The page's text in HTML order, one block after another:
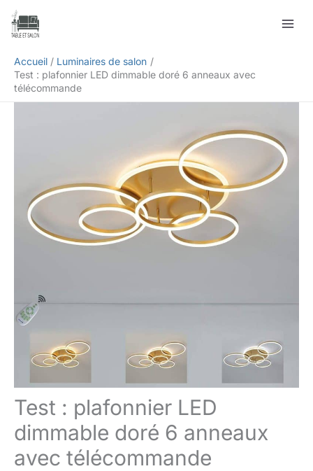
Aller
Accueil
Luminaires de salon
Test : plafonnier LED dimmable doré 6 anneaux avec
télécommande
Test : plafonnier LED
dimmable doré 6 anneaux
avec télécommande
Rechercher